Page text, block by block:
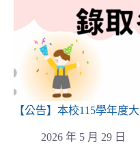
【公告】本校115學年度
2026 年 5 月 29 日